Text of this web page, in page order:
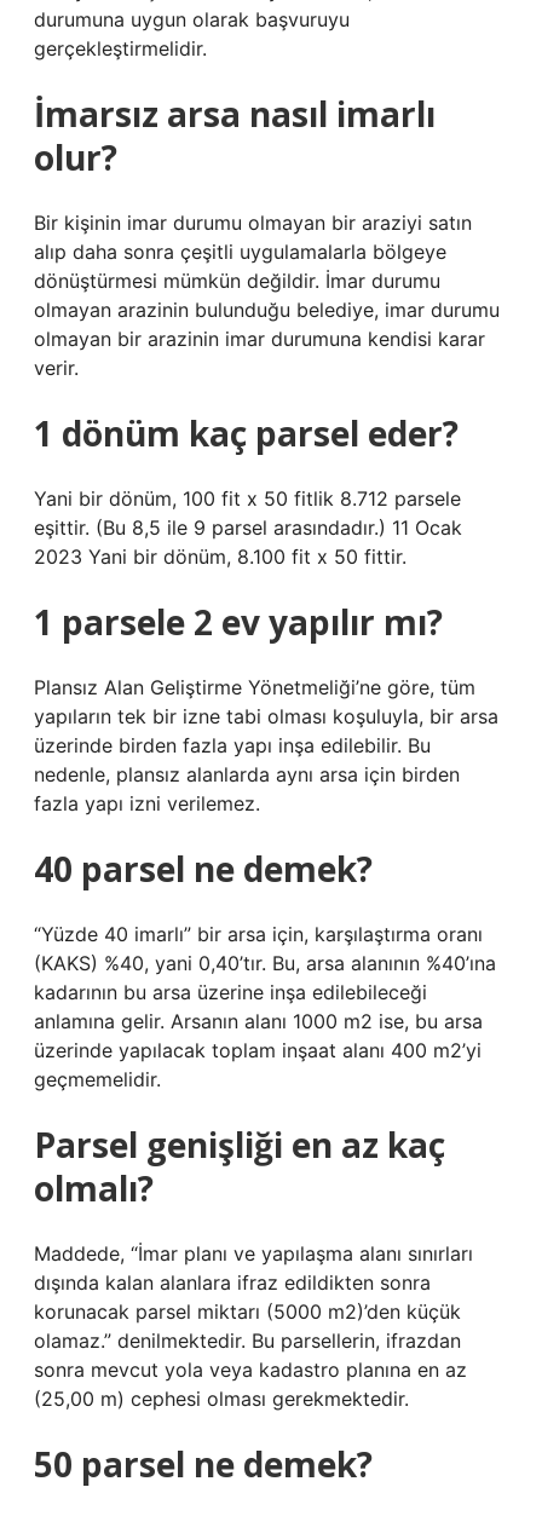
durumuna uygun olarak başvuruyu
gerçekleştirmelidir.
İmarsız arsa nasıl imarlı
olur?
Bir kişinin imar durumu olmayan bir araziyi satın
alıp daha sonra çeşitli uygulamalarla bölgeye
dönüştürmesi mümkün değildir. İmar durumu
olmayan arazinin bulunduğu belediye, imar durumu
olmayan bir arazinin imar durumuna kendisi karar
verir.
1 dönüm kaç parsel eder?
Yani bir dönüm, 100 fit x 50 fitlik 8.712 parsele
eşittir. (Bu 8,5 ile 9 parsel arasındadır.) 11 Ocak
2023 Yani bir dönüm, 8.100 fit x 50 fittir.
1 parsele 2 ev yapılır mı?
Plansız Alan Geliştirme Yönetmeliği’ne göre, tüm
yapıların tek bir izne tabi olması koşuluyla, bir arsa
üzerinde birden fazla yapı inşa edilebilir. Bu
nedenle, plansız alanlarda aynı arsa için birden
fazla yapı izni verilemez.
40 parsel ne demek?
“Yüzde 40 imarlı” bir arsa için, karşılaştırma oranı
(KAKS) %40, yani 0,40’tır. Bu, arsa alanının %40’ına
kadarının bu arsa üzerine inşa edilebileceği
anlamına gelir. Arsanın alanı 1000 m2 ise, bu arsa
üzerinde yapılacak toplam inşaat alanı 400 m2’yi
geçmemelidir.
Parsel genişliği en az kaç
olmalı?
Maddede, “İmar planı ve yapılaşma alanı sınırları
dışında kalan alanlara ifraz edildikten sonra
korunacak parsel miktarı (5000 m2)’den küçük
olamaz.” denilmektedir. Bu parsellerin, ifrazdan
sonra mevcut yola veya kadastro planına en az
(25,00 m) cephesi olması gerekmektedir.
50 parsel ne demek?